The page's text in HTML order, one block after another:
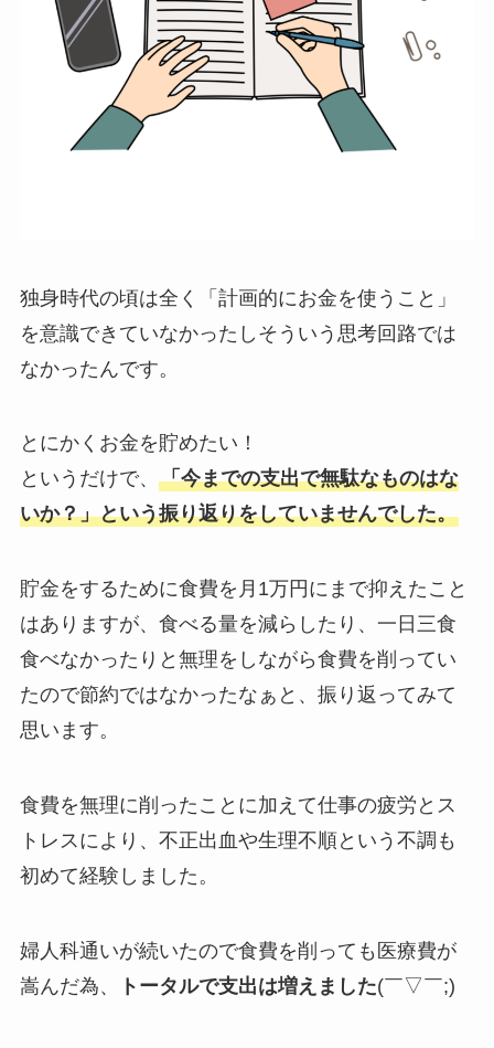
独身時代の頃は全く「計画的にお金を使うこと」
を意識できていなかったしそういう思考回路では
なかったんです。
とにかくお金を貯めたい！
というだけで、 「今までの支出で無駄なものはな
いか？」という振り返りをしていませんでした。
貯金をするために食費を月1万円にまで抑えたこと
はありますが、食べる量を減らしたり、一日三食
食べなかったりと無理をしながら食費を削ってい
たので節約ではなかったなぁと、振り返ってみて
思います。
食費を無理に削ったことに加えて仕事の疲労とス
トレスにより、不正出血や生理不順という不調も
初めて経験しました。
婦人科通いが続いたので食費を削っても医療費が
嵩んだ為、
トータルで支出は増えました(￣▽￣;)